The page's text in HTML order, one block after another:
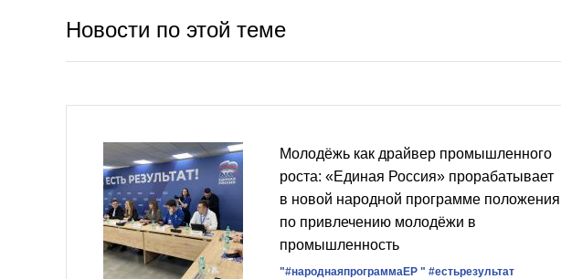
Новости по этой теме
Молодёжь как драйвер промышленного
роста: «Единая Россия» прорабатывает
в новой народной программе положения
по привлечению молодёжи в
промышленность
"#народнаяпрограммаЕР " #естьрезультат